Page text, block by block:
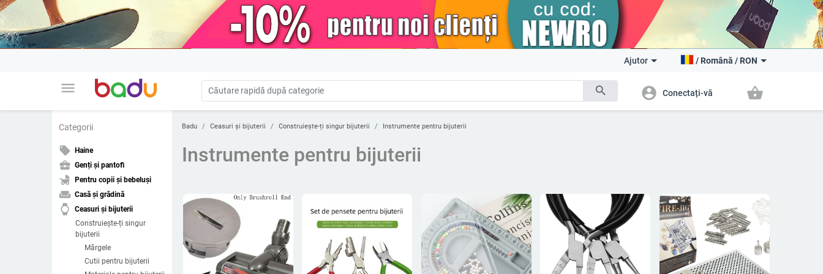
menu search
Ajutor / Română / RON
account_circle Conectați-vă shopping_basket
Categorii
local_offer Haine
business_center Genți și pantofi
child_friendly Pentru copii și bebeluși
weekend Casă și grădină
watch
Ceasuri și bijuterii
Construiește-ți singur
bijuterii
Mărgele
Cutii pentru bijuterii
Badu Ceasuri și bijuterii Construiește-ți singur bijuterii Instrumente pentru bijuterii
Instrumente pentru bijuterii